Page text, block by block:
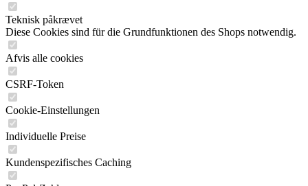
Teknisk påkrævet
Diese Cookies sind für die Grundfunktionen des Shops notwendig.
Afvis alle cookies
CSRF-Token
Cookie-Einstellungen
Individuelle Preise
Kundenspezifisches Caching